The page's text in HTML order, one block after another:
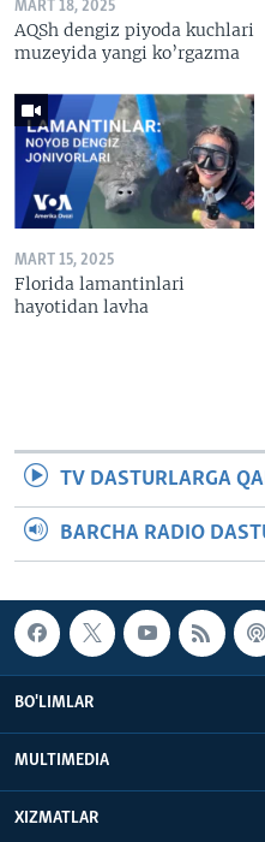
MART 18, 2025
AQSh dengiz piyoda kuchlari
muzeyida yangi ko’rgazma
MART 15, 2025
Florida lamantinlari
hayotidan lavha
TV DASTURLARGA
BARCHA RADIO
BO'LIMLAR
MULTIMEDIA
XIZMATLAR